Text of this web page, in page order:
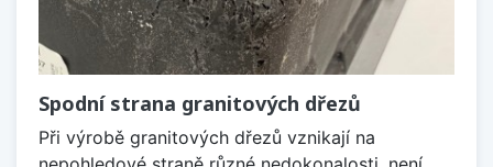
Spodní strana granitových dřezů
Při výrobě granitových dřezů vznikají na